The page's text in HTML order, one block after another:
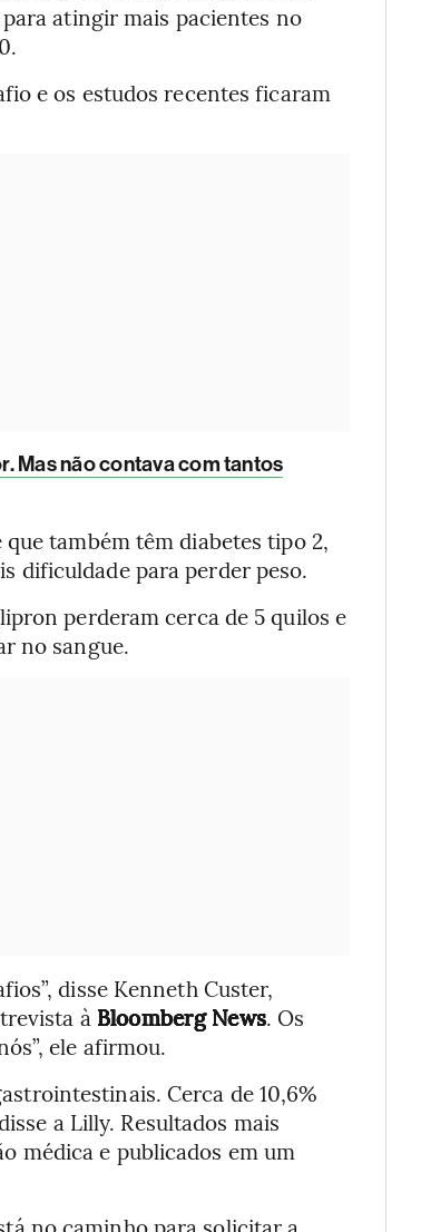
atingir mais pacientes no
e os estudos recentes ficaram
Mas não contava com tantos
também têm diabetes tipo 2,
dificuldade para perder peso.
perderam cerca de 5 quilos e
no sangue.
disse Kenneth Custer,
à Bloomberg News. Os
ele afirmou.
Cerca de 10,6%
a Lilly. Resultados mais
médica e publicados em um